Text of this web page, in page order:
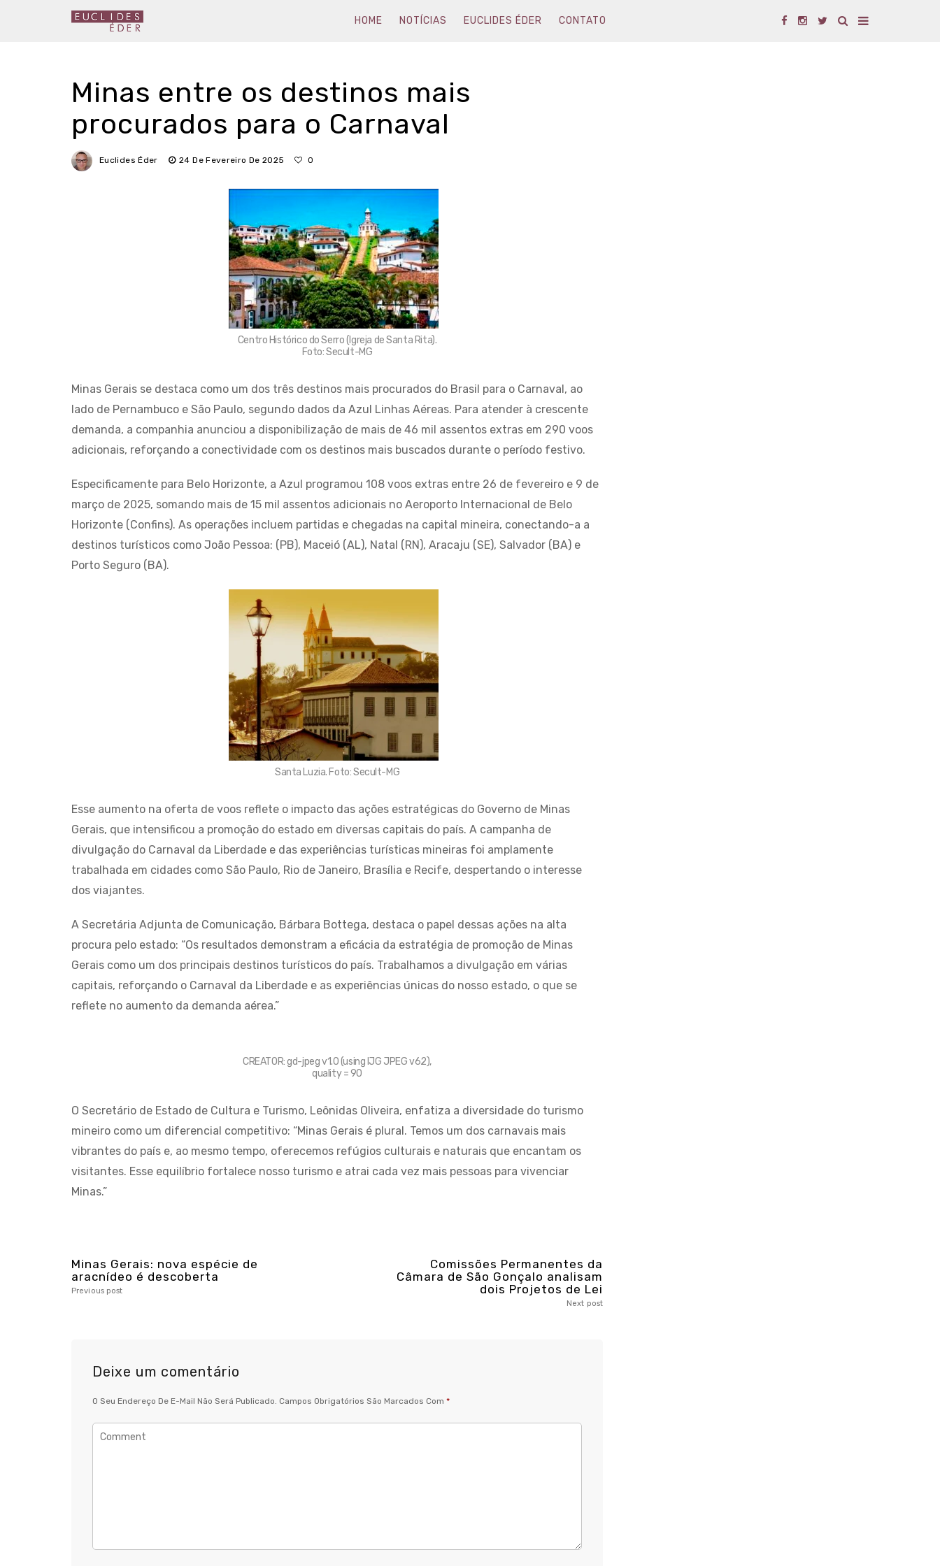
HOME NOTÍCIAS EUCLIDES ÉDER CONTATO
Minas entre os destinos mais
procurados para o Carnaval
Euclides Éder 24 De Fevereiro De 2025 0
Centro Histórico do Serro (Igreja de Santa Rita).
Foto: Secult-MG
Minas Gerais se destaca como um dos três destinos mais procurados do Brasil para o Carnaval, ao
lado de Pernambuco e São Paulo, segundo dados da Azul Linhas Aéreas. Para atender à crescente
demanda, a companhia anunciou a disponibilização de mais de 46 mil assentos extras em 290 voos
adicionais, reforçando a conectividade com os destinos mais buscados durante o período festivo.
Especificamente para Belo Horizonte, a Azul programou 108 voos extras entre 26 de fevereiro e 9 de
março de 2025, somando mais de 15 mil assentos adicionais no Aeroporto Internacional de Belo
Horizonte (Confins). As operações incluem partidas e chegadas na capital mineira, conectando-a a
destinos turísticos como João Pessoa: (PB), Maceió (AL), Natal (RN), Aracaju (SE), Salvador (BA) e
Porto Seguro (BA).
Santa Luzia. Foto: Secult-MG
Esse aumento na oferta de voos reflete o impacto das ações estratégicas do Governo de Minas
Gerais, que intensificou a promoção do estado em diversas capitais do país. A campanha de
divulgação do Carnaval da Liberdade e das experiências turísticas mineiras foi amplamente
trabalhada em cidades como São Paulo, Rio de Janeiro, Brasília e Recife, despertando o interesse
dos viajantes.
A Secretária Adjunta de Comunicação, Bárbara Bottega, destaca o papel dessas ações na alta
procura pelo estado: “Os resultados demonstram a eficácia da estratégia de promoção de Minas
Gerais como um dos principais destinos turísticos do país. Trabalhamos a divulgação em várias
capitais, reforçando o Carnaval da Liberdade e as experiências únicas do nosso estado, o que se
reflete no aumento da demanda aérea.”
CREATOR: gd-jpeg v1.0 (using IJG JPEG v62),
quality = 90
O Secretário de Estado de Cultura e Turismo, Leônidas Oliveira, enfatiza a diversidade do turismo
mineiro como um diferencial competitivo: “Minas Gerais é plural. Temos um dos carnavais mais
vibrantes do país e, ao mesmo tempo, oferecemos refúgios culturais e naturais que encantam os
visitantes. Esse equilíbrio fortalece nosso turismo e atrai cada vez mais pessoas para vivenciar
Minas.”
Minas Gerais: nova espécie de
aracnídeo é descoberta
Previous post
Comissões Permanentes da
Câmara de São Gonçalo analisam
dois Projetos de Lei
Next post
Deixe um comentário
O Seu Endereço De E-Mail Não Será Publicado. Campos Obrigatórios São Marcados Com *